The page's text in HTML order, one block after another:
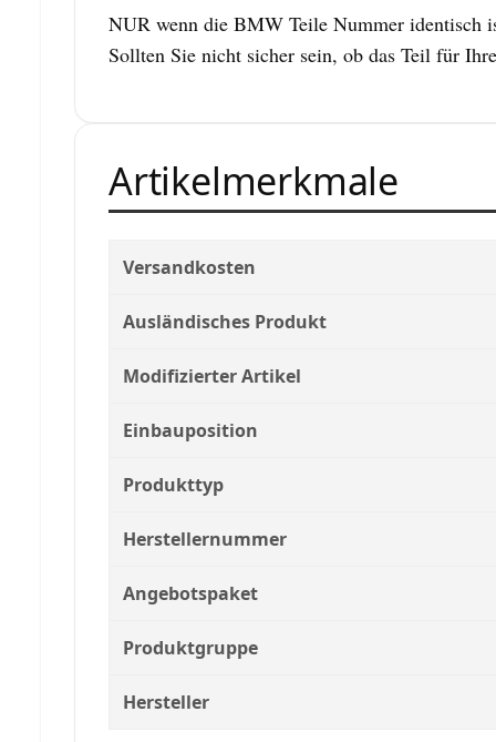
NUR wenn die BMW Teile Nummer identisch
Sollten Sie nicht sicher sein, ob das Teil für
Artikelmerkmale
Versandkosten
Ausländisches Produkt
Modifizierter Artikel
Einbauposition
Produkttyp
Herstellernummer
Angebotspaket
Produktgruppe
Hersteller